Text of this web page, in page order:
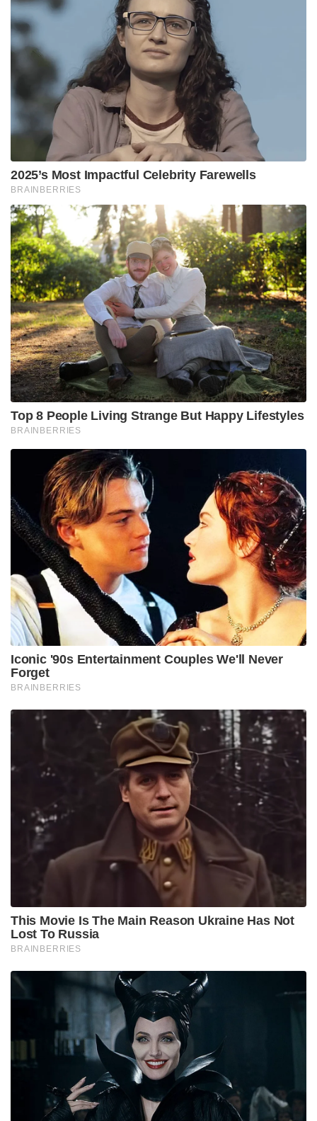
2025’s Most Impactful Celebrity Farewells
BRAINBERRIES
Top 8 People Living Strange But Happy Lifestyles
BRAINBERRIES
Iconic '90s Entertainment Couples We'll Never
Forget
BRAINBERRIES
This Movie Is The Main Reason Ukraine Has Not
Lost To Russia
BRAINBERRIES